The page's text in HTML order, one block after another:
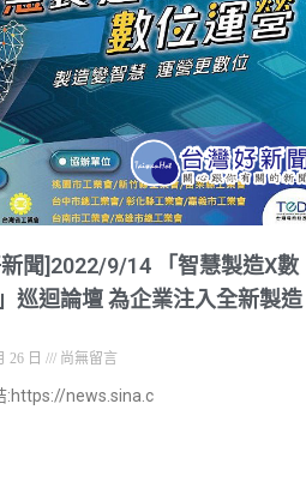
聞]2022/9/14 「智慧製造X數
巡迴論壇 為企業注入全新製造
26 日 尚無留言
:https://news.sina.c